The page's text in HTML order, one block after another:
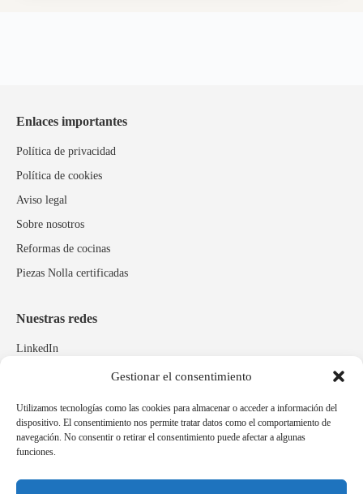
Gestionar el consentimiento
Utilizamos tecnologías como las cookies para almacenar o acceder a información del
dispositivo. El consentimiento nos permite tratar datos como el comportamiento de
navegación. No consentir o retirar el consentimiento puede afectar a algunas
funciones.
Enlaces importantes
Política de privacidad
Política de cookies
Aviso legal
Sobre nosotros
Reformas de cocinas
Piezas Nolla certificadas
Nuestras redes
LinkedIn
Marcas relacionadas